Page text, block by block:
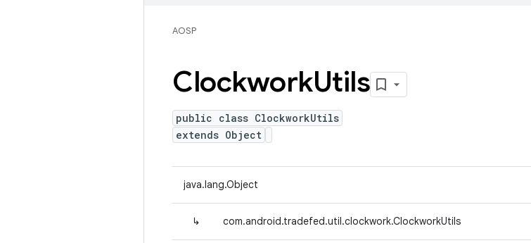
AOSP
ClockworkUtils
public class ClockworkUtils
extends Object
java.lang.Object
↳ com.android.tradefed.util.clockwork.ClockworkUtils